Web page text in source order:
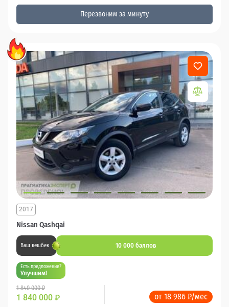
Перезвоним за минуту
Nissan Qashqai
2017
Ваш кешбек 10 000 баллов
Есть предложение?
Улучшим!
1 840 000 ₽
1 840 000 ₽ от 18 986 ₽/мес